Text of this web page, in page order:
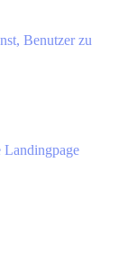
Benutzer zu
Landingpage